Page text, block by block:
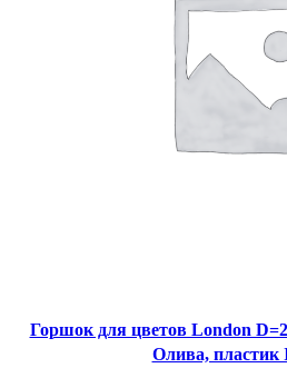
Горшок для цветов London
Олива, пластик